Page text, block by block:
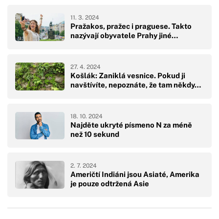
Pražakos, pražec i praguese. Takto
nazývají obyvatele Prahy jiné…
11. 3. 2024
Košlák: Zaniklá vesnice. Pokud ji
navštívíte, nepoznáte, že tam někdy…
27. 4. 2024
Najděte ukryté písmeno N za méně
než 10 sekund
18. 10. 2024
Američtí Indiáni jsou Asiaté, Amerika
je pouze odtržená Asie
2. 7. 2024